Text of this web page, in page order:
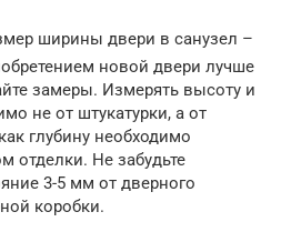
ширины двери в санузел –
новой двери лучше
замеры. Измерять высоту и
не от штукатурки, а от
глубину необходимо
отделки. Не забудьте
3-5 мм от дверного
коробки.